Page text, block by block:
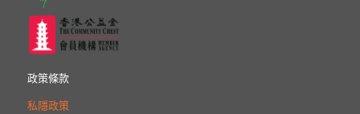
政策條款
私隱政策